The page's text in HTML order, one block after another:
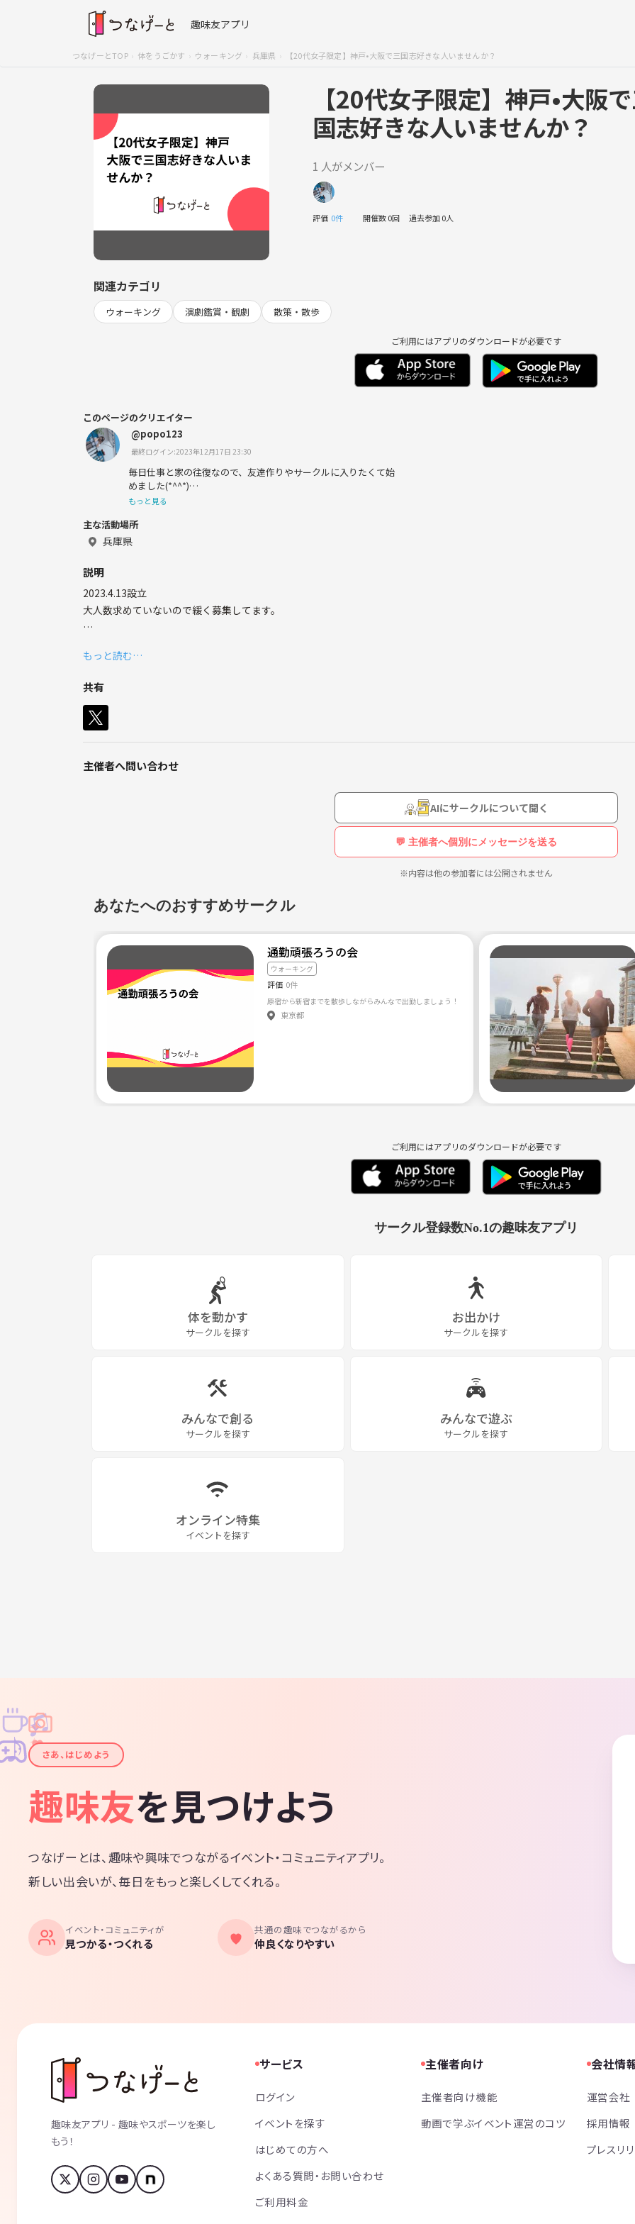
趣味友アプリ
つなげーとTOP 体をうごかす ウォーキング 兵庫県 【20代女子限定】神戸•大阪で三国志好きな人いませんか？
【20代女子限定】神戸•大阪
国志好きな人いませんか？
1 人がメンバー
評価 0件 開催数 0回 過去参加 0人
関連カテゴリ
ウォーキング 演劇鑑賞・観劇 散策・散歩
ご利用にはアプリのダウンロードが必要です
このページのクリエイター
@popo123
最終ログイン:2023年12月17日 23:30
毎日仕事と家の往復なので、友達作りやサークルに入りたくて始
めました(*^^*)
もっと見る
主な活動場所
兵庫県
説明
2023.4.13設立
大人数求めていないので緩く募集してます。
私は昔から三国志や戦国時代が好きなのですが、最近またはまってきてしまって…
同じ趣味を持つ人と仲良くなって、色々観光したりできたらいいなって思ってます。
私は神戸の三国志の町の近くに住んでいます。
三国志や戦国時代や歴史関係好きな女子はぜひ
お友達になりましょう🥺🫶🏻
もっと読む…
共有
主催者へ問い合わせ
AIにサークルについて聞く
💬 主催者へ個別にメッセージを送る
※内容は他の参加者には公開されません
あなたへのおすすめサークル
通勤頑張ろうの会
ウォーキング
評価 0件
原宿から新宿までを散歩しながらみんなで出勤しましょう！
東京都
ご利用にはアプリのダウンロードが必要です
サークル登録数No.1の趣味友アプリ
体を動かす
サークルを探す
お出かけ
サークルを探す
みんなで創る
サークルを探す
みんなで遊ぶ
サークルを探す
オンライン特集
イベントを探す
✦
✦
✧
✧
♪
♫
さあ、はじめよう
趣味友を見つけよう
つなげーとは、趣味や興味でつながるイベント・コミュニティアプリ。
新しい出会いが、毎日をもっと楽しくしてくれる。
イベント・コミュニティが
見つかる・つくれる
共通の趣味でつながるから
仲良くなりやすい
趣味友アプリ - 趣味やスポーツを楽し
もう！
サービス
ログイン
イベントを探す
はじめての方へ
よくある質問・お問い合わせ
ご利用料金
主催者向け
主催者向け機能
動画で学ぶイベント運営のコツ
会社情
運営会社
採用情報
プレスリ